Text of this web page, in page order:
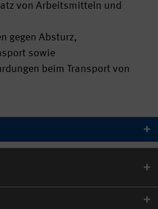
von Arbeitsmitteln und
gegen Absturz,
sowie
beim Transport von